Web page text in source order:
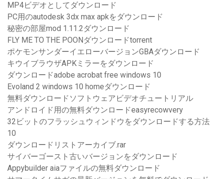
MP4ビデオとしてダウンロード
PC用のautodesk 3dx max apkをダウンロード
秘密の部屋mod 1.11.2ダウンロード
FLY ME TO THE POONダウンロードtorrent
ポケモンサンダーイエローバージョンGBAダウンロード
キウイブラウザAPKミラーをダウンロード
ダウンロードadobe acrobat free windows 10
Evoland 2 windows 10 homeダウンロード
無料ダウンロードソフトウェアビデオチュートリアル
アンドロイド用の無料ダウンロードeasyrecowvery
32ビットのフラッシュウィンドウをダウンロードする方法
10
ダウンロードリストアーカイブ.rar
サイバーゴースト古いバージョンをダウンロード
Appybuilder aiaファイルの無料ダウンロード